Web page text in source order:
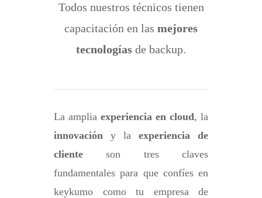
Todos nuestros técnicos tienen
capacitación en las mejores
tecnologías de backup.
La amplia experiencia en cloud, la
innovación y la experiencia de
cliente son tres claves
fundamentales para que confíes en
keykumo como tu empresa de